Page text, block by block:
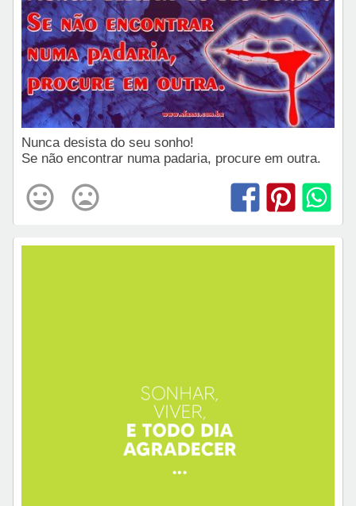
Nunca desista do seu sonho!
Se não encontrar numa padaria, procure em outra.